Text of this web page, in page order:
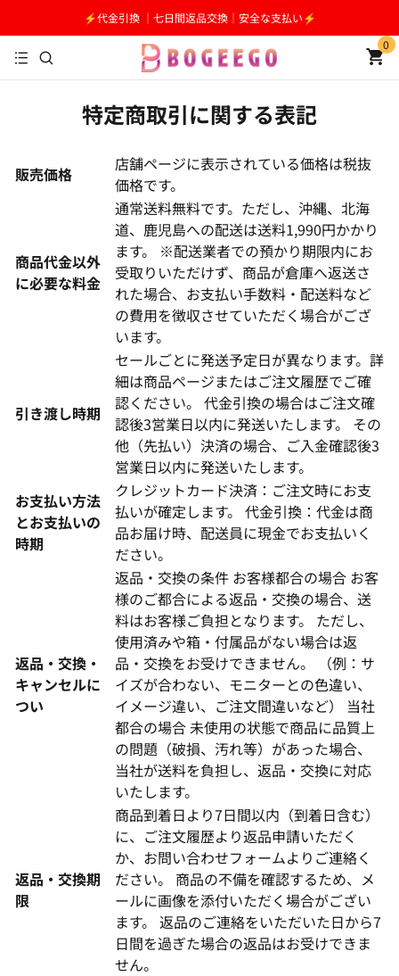
⚡️代金引換 ｜七日間返品交換｜安全な支払い⚡️
0
特定商取引に関する表記
販売価格
店舗ページに表示されている価格は税抜
価格です。
商品代金以外
に必要な料金
通常送料無料です。ただし、沖縄、北海
道、鹿児島への配送は送料1,990円かかり
ます。 ※配送業者での預かり期限内にお
受取りいただけず、商品が倉庫へ返送さ
れた場合、お支払い手数料・配送料など
の費用を徴収させていただく場合がござ
います。
引き渡し時期
セールごとに発送予定日が異なります。詳
細は商品ページまたはご注文履歴でご確
認ください。 代金引換の場合はご注文確
認後3営業日以内に発送いたします。 その
他（先払い）決済の場合、ご入金確認後3
営業日以内に発送いたします。
お支払い方法
とお支払いの
時期
クレジットカード決済：ご注文時にお支
払いが確定します。 代金引換：代金は商
品お届け時、配送員に現金でお支払いく
ださい。
返品・交換・
キャンセルに
つい
返品・交換の条件 お客様都合の場合 お客
様のご都合による返品・交換の場合、送
料はお客様ご負担となります。 ただし、
使用済みや箱・付属品がない場合は返
品・交換をお受けできません。 （例：サ
イズが合わない、モニターとの色違い、
イメージ違い、ご注文間違いなど） 当社
都合の場合 未使用の状態で商品に品質上
の問題（破損、汚れ等）があった場合、
当社が送料を負担し、返品・交換に対応
いたします。
返品・交換期
限
商品到着日より7日間以内（到着日含む）
に、ご注文履歴より返品申請いただく
か、お問い合わせフォームよりご連絡く
ださい。 商品の不備を確認するため、メ
ールに画像を添付いただく場合がござい
ます。 返品のご連絡をいただいた日から7
日間を過ぎた場合の返品はお受けできま
せん。